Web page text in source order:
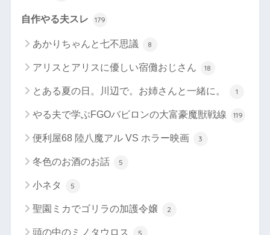
自作やる夫スレ 179
あかりちゃんと七不思議 8
アリスとアリスに優しい宿儺おじさん 18
とある夏の日。川辺で。お姉さんと一緒に。 1
やる夫で学ぶFGOバビロンの大富豪魔獣戦線 119
便利屋68 陸八魔アル VS ホラー映画 3
冬色のお酒のお話 5
小ネタ 5
聖園ミカでゴリラの加護令嬢 2
頭の中のミノタウロス 5